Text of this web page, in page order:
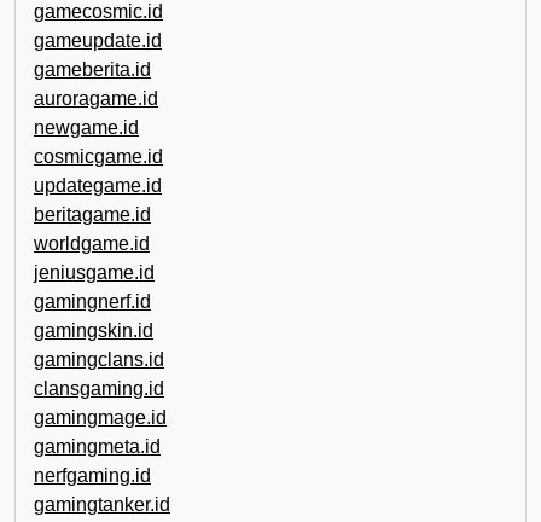
gamecosmic.id
gameupdate.id
gameberita.id
auroragame.id
newgame.id
cosmicgame.id
updategame.id
beritagame.id
worldgame.id
jeniusgame.id
gamingnerf.id
gamingskin.id
gamingclans.id
clansgaming.id
gamingmage.id
gamingmeta.id
nerfgaming.id
gamingtanker.id